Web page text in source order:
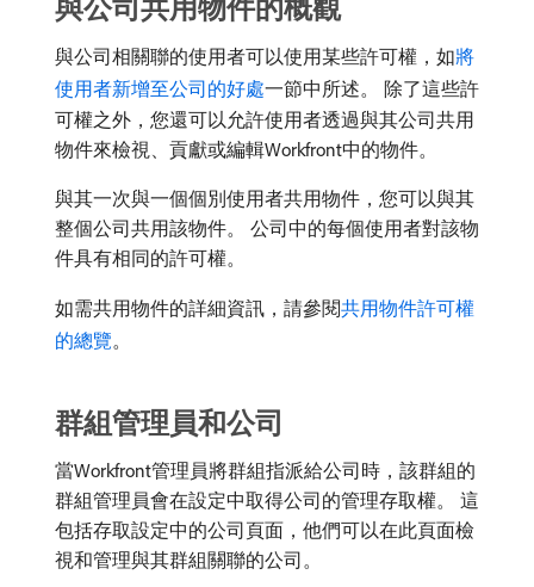
與公司共用物件的概觀
與公司相關聯的使用者可以使用某些許可權，如將
使用者新增至公司的好處一節中所述。 除了這些許
可權之外，您還可以允許使用者透過與其公司共用
物件來檢視、貢獻或編輯Workfront中的物件。
與其一次與一個個別使用者共用物件，您可以與其
整個公司共用該物件。 公司中的每個使用者對該物
件具有相同的許可權。
如需共用物件的詳細資訊，請參閱共用物件許可權
的總覽。
群組管理員和公司
當Workfront管理員將群組指派給公司時，該群組的
群組管理員會在設定中取得公司的管理存取權。 這
包括存取設定中的公司頁面，他們可以在此頁面檢
視和管理與其群組關聯的公司。